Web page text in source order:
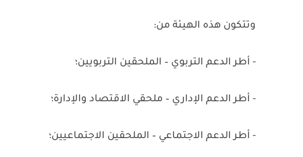
وتتكون هذه الهيئة من:
- أطر الدعم التربوي – الملحقين التربويين؛
- أطر الدعم الإداري – ملحقي الاقتصاد والإدارة؛
- أطر الدعم الاجتماعي – الملحقين الاجتماعيين؛